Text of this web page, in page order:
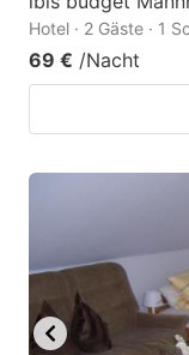
Hotel · 2 Gäste · 1
69 € /Nacht